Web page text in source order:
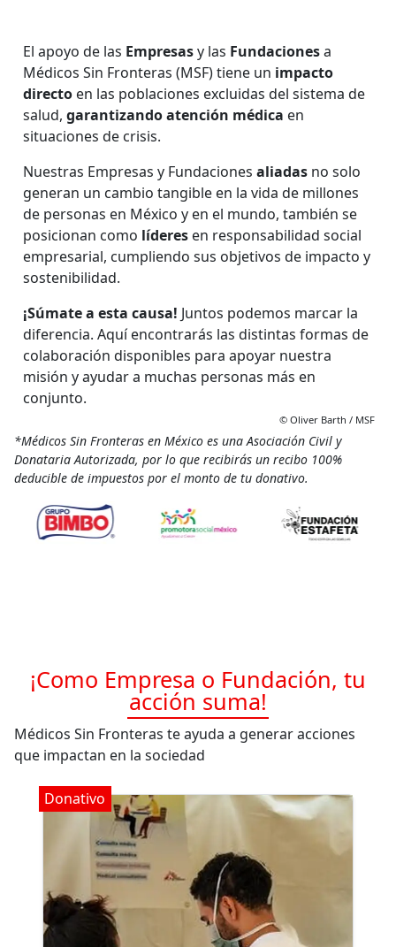
El apoyo de las Empresasy las Fundacionesa
Médicos Sin Fronteras (MSF) tiene un impacto
directo en las poblaciones excluidas del sistema de
salud, garantizando atención médica en
situaciones de crisis.
Nuestras Empresas y Fundaciones aliadas no solo
generan un cambio tangible en la vida de millones
de personas en México y en el mundo, también se
posicionan como líderes en responsabilidad social
empresarial, cumpliendo sus objetivos de impacto y
sostenibilidad.
¡Súmate a esta causa! Juntos podemos marcar la
diferencia. Aquí encontrarás las distintas formas de
colaboración disponibles para apoyar nuestra
misión y ayudar a muchas personas más en
conjunto.
© Oliver Barth / MSF
*Médicos Sin Fronteras en México es una Asociación Civil y
Donataria Autorizada, por lo que recibirás un recibo 100%
deducible de impuestos por el monto de tu donativo.
¡Como Empresa o Fundación, tu
acción suma!
Médicos Sin Fronteras te ayuda a generar acciones
que impactan en la sociedad
Donativo